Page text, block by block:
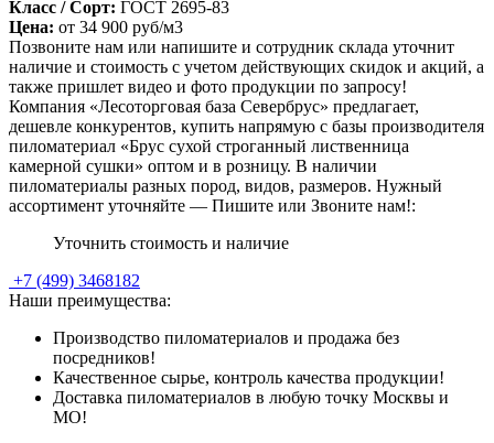
Класс / Сорт: ГОСТ 2695-83
Цена: от 34 900 руб/м3
Позвоните нам или напишите и сотрудник склада уточнит
наличие и стоимость с учетом действующих скидок и акций, а
также пришлет видео и фото продукции по запросу!
Компания «Лесоторговая база Севербрус» предлагает,
дешевле конкурентов, купить напрямую с базы производителя
пиломатериал «Брус сухой строганный лиственница
камерной сушки» оптом и в розницу. В наличии
пиломатериалы разных пород, видов, размеров. Нужный
ассортимент уточняйте — Пишите или Звоните нам!:
Уточнить стоимость и наличие
+7 (499) 3468182
Наши преимущества:
Производство пиломатериалов и продажа без
посредников!
Качественное сырье, контроль качества продукции!
Доставка пиломатериалов в любую точку Москвы и
МО!